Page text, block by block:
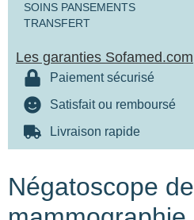
SOINS PANSEMENTS
TRANSFERT
Les garanties Sofamed.com
Paiement sécurisé
Satisfait ou remboursé
Livraison rapide
Négatoscope de